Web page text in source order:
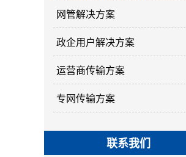
网管解决方案
政企用户解决方案
运营商传输方案
专网传输方案
联系我们